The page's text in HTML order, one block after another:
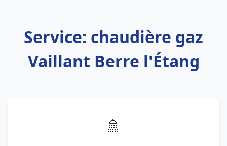
Service: chaudière gaz
Vaillant Berre l'Étang
🚿